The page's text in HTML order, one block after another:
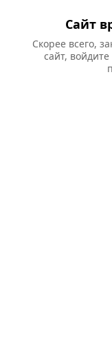
Сайт
Скорее всего,
сайт,